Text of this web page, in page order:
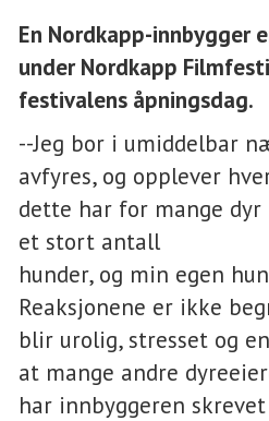
En Nordkapp-innbygger
under Nordkapp
festivalens åpningsdag.
--Jeg bor i umiddelbar
avfyres, og opplever
dette har for mange
et stort antall
hunder, og min egen
Reaksjonene er ikke
blir urolig, stresset og
at mange andre
har innbyggeren